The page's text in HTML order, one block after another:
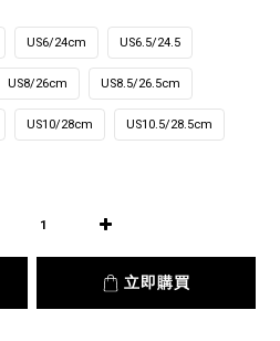
US6/24cm US6.5/24.5
US8/26cm US8.5/26.5cm
US10/28cm US10.5/28.5cm
立即購買